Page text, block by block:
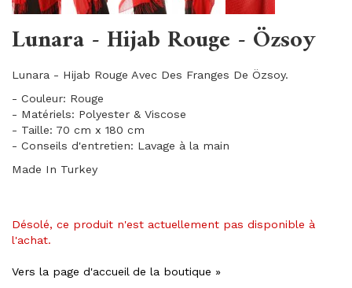
Lunara - Hijab Rouge - Özsoy
Lunara - Hijab Rouge Avec Des Franges De Özsoy.
- Couleur: Rouge
- Matériels: Polyester & Viscose
- Taille: 70 cm x 180 cm
- Conseils d'entretien: Lavage à la main
Made In Turkey
Désolé, ce produit n'est actuellement pas disponible à
l'achat.
Vers la page d'accueil de la boutique »